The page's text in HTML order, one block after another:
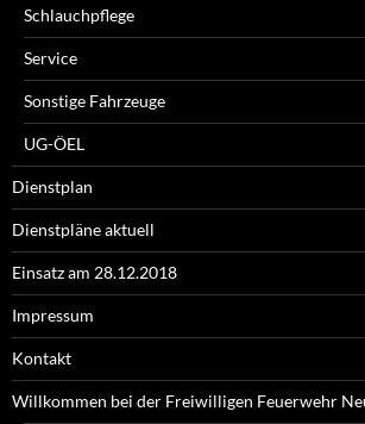
Schlauchpflege
Service
Sonstige Fahrzeuge
UG-ÖEL
Dienstplan
Dienstpläne aktuell
Einsatz am 28.12.2018
Impressum
Kontakt
Willkommen bei der Freiwilligen Feuerwehr